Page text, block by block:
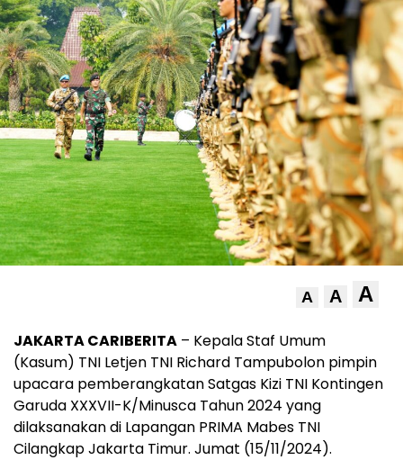
A A A
JAKARTA CARIBERITA – Kepala Staf Umum
(Kasum) TNI Letjen TNI Richard Tampubolon pimpin
upacara pemberangkatan Satgas Kizi TNI Kontingen
Garuda XXXVII-K/Minusca Tahun 2024 yang
dilaksanakan di Lapangan PRIMA Mabes TNI
Cilangkap Jakarta Timur. Jumat (15/11/2024).